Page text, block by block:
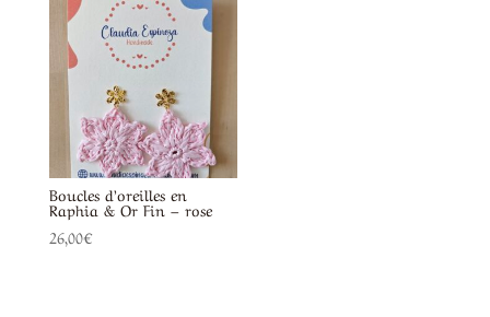
Boucles d’oreilles en
Raphia & Or Fin – rose
26,00€